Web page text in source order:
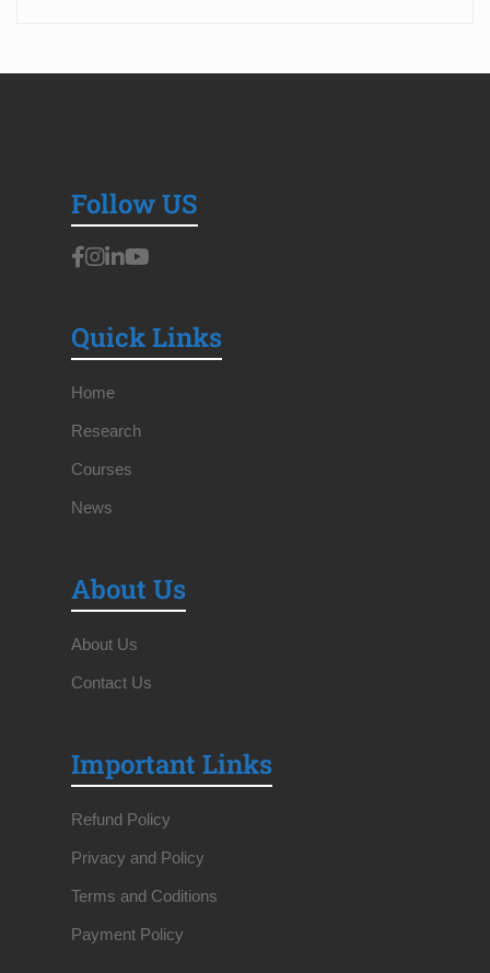
Follow US
Quick Links
Home
Research
Courses
News
About Us
About Us
Contact Us
Important Links
Refund Policy
Privacy and Policy
Terms and Coditions
Payment Policy